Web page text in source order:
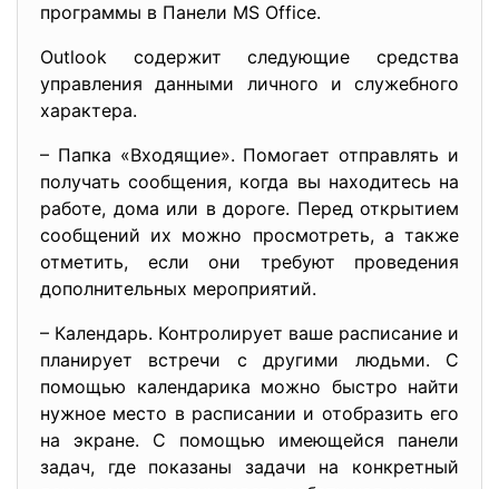
программы в Панели MS Office.
Outlook содержит следующие средства
управления данными личного и служебного
характера.
– Папка «Входящие». Помогает отправлять и
получать сообщения, когда вы находитесь на
работе, дома или в дороге. Перед открытием
сообщений их можно просмотреть, а также
отметить, если они требуют проведения
дополнительных мероприятий.
– Календарь. Контролирует ваше расписание и
планирует встречи с другими людьми. С
помощью календарика можно быстро найти
нужное место в расписании и отобразить его
на экране. С помощью имеющейся панели
задач, где показаны задачи на конкретный